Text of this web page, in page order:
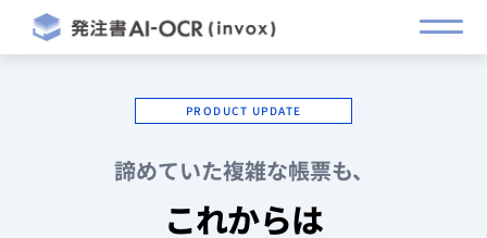
PRODUCT UPDATE
諦めていた複雑な帳票も、
これからは